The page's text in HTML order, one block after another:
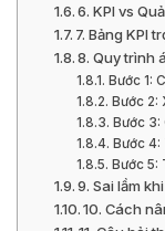
6. KPI vs
7. Bảng KPI
8. Quy trình
Bước 1:
Bước 2:
Bước 3:
Bước 4:
Bước 5:
9. Sai lầm
10. Cách